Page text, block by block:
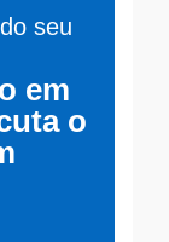
seu
em
o